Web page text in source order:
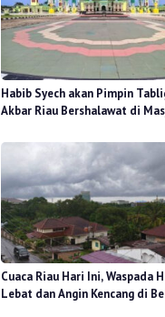
Habib Syech akan Pimpin
Akbar Riau Bershalawat di
Cuaca Riau Hari Ini, Waspada
Lebat dan Angin Kencang di